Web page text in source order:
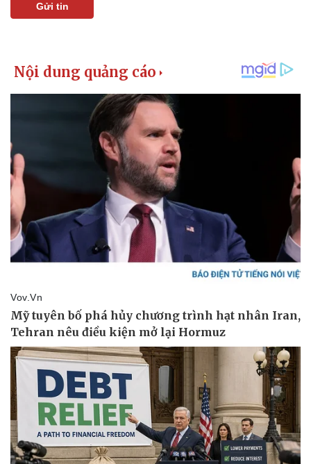
Khởi nghiệp
Chứng khoán
Giá cà phê
Gửi tin